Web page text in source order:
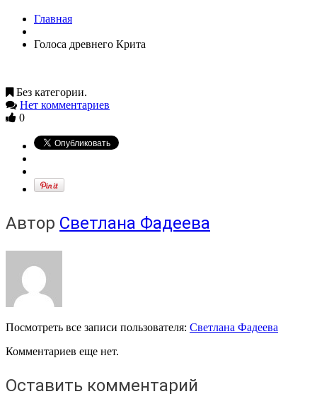
Главная
Голоса древнего Крита
Без категории.
Нет комментариев
0
Автор Светлана Фадеева
Посмотреть все записи пользователя: Светлана Фадеева
Комментариев еще нет.
Оставить комментарий